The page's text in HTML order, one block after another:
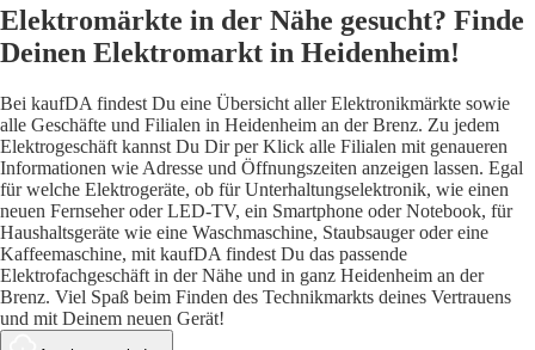
Elektromärkte in der Nähe gesucht? Finde
Deinen Elektromarkt in Heidenheim!
Bei kaufDA findest Du eine Übersicht aller Elektronikmärkte sowie
alle Geschäfte und Filialen in Heidenheim an der Brenz. Zu jedem
Elektrogeschäft kannst Du Dir per Klick alle Filialen mit genaueren
Informationen wie Adresse und Öffnungszeiten anzeigen lassen. Egal
für welche Elektrogeräte, ob für Unterhaltungselektronik, wie einen
neuen Fernseher oder LED-TV, ein Smartphone oder Notebook, für
Haushaltsgeräte wie eine Waschmaschine, Staubsauger oder eine
Kaffeemaschine, mit kaufDA findest Du das passende
Elektrofachgeschäft in der Nähe und in ganz Heidenheim an der
Brenz. Viel Spaß beim Finden des Technikmarkts deines Vertrauens
und mit Deinem neuen Gerät!